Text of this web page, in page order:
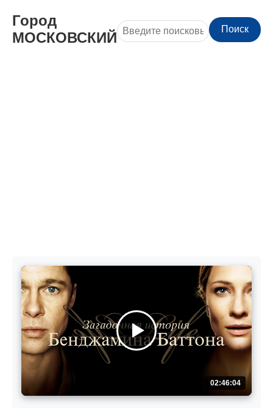
Город
МОСКОВСКИЙ
Поиск
02:46:04